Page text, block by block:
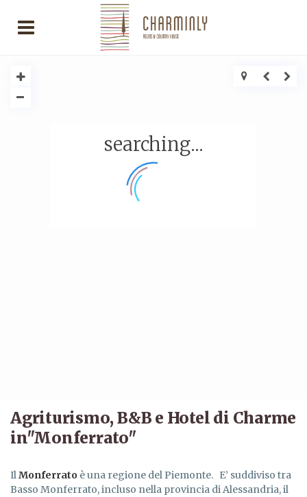
searching...
Agriturismo, B&B e Hotel di Charme
in"Monferrato"
IlMonferrato è una regione del Piemonte. E’ suddiviso tra
Basso Monferrato, incluso nella provincia di Alessandria, il